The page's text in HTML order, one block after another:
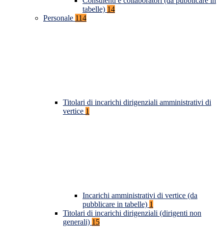
tabelle) 14
Personale 114
Titolari di incarichi dirigenziali amministrativi di
vertice 1
Incarichi amministrativi di vertice (da
pubblicare in tabelle) 1
Titolari di incarichi dirigenziali (dirigenti non
generali) 15